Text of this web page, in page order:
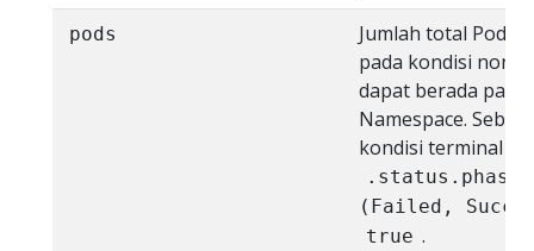
pods
Jumlah total Pod
pada kondisi non-
dapat berada pada
Namespace.
kondisi terminal
.status.phase
(Failed,
true .